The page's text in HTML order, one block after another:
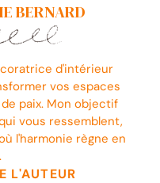
BERNARD
d'intérieur
vos espaces
paix. Mon objectif
vous ressemblent,
l'harmonie règne en
L'AUTEUR